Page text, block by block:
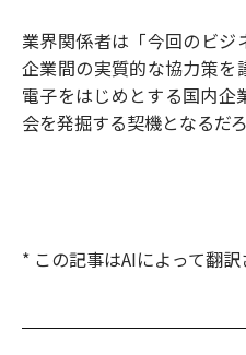
業界関係者は「今回のビジ
企業間の実質的な協力策を
電子をはじめとする国内
会を発掘する契機となるだ
* この記事はAIによって翻訳